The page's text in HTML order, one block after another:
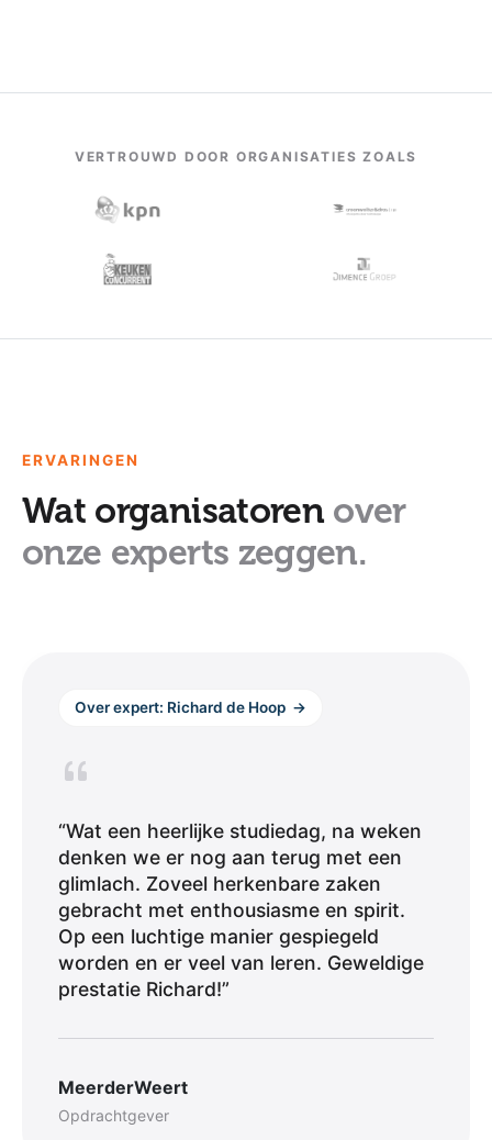
VERTROUWD DOOR ORGANISATIES ZOALS
ERVARINGEN
Wat organisatoren over
onze experts zeggen.
Over expert: Richard de Hoop →
“Wat een heerlijke studiedag, na weken
denken we er nog aan terug met een
glimlach. Zoveel herkenbare zaken
gebracht met enthousiasme en spirit.
Op een luchtige manier gespiegeld
worden en er veel van leren. Geweldige
prestatie Richard!”
MeerderWeert
Opdrachtgever